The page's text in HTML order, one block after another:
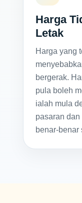
Harga
Letak
Harga yang
bergerak.
pula boleh
ialah mula
pasaran
benar-benar